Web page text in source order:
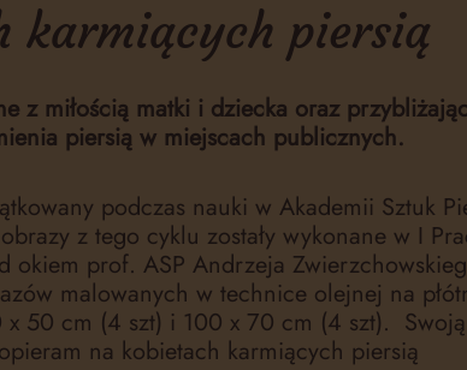
karmiących piersią
z miłością matki i dziecka oraz
piersią w miejscach publicznych.
podczas nauki w Akademii Sztuk
z tego cyklu zostały wykonane w I
okiem prof. ASP Andrzeja
malowanych w technice olejnej na
50 cm (4 szt) i 100 x 70 cm (4 szt). Swoją
na kobietach karmiących piersią